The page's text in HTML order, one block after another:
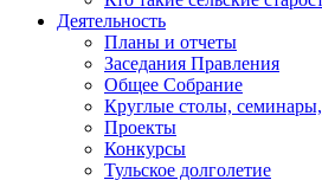
Деятельность
Планы и отчеты
Заседания Правления
Общее Собрание
Круглые столы,
Проекты
Конкурсы
Тульское долголетие